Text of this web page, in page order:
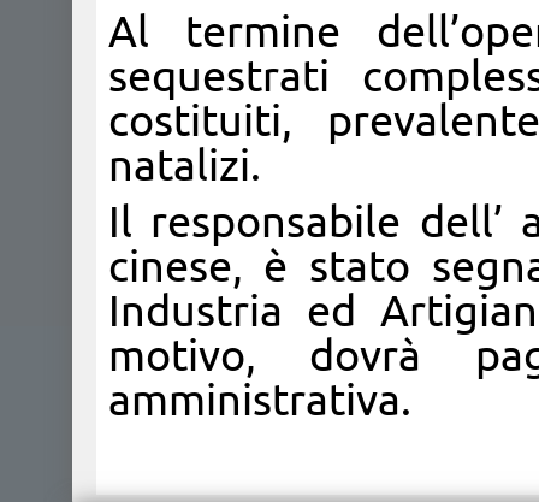
Al termine
sequestrati
costituiti,
natalizi.
Il responsabile dell’
cinese, è stato
Industria ed
motivo, dovrà
amministrativa.